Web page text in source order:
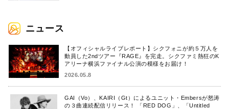
ニュース
【オフィシャルライブレポート】シクフォニが約５万人を
動員した2ndツアー『RAGE』を完走。シクファミ熱狂のK
アリーナ横浜ファイナル公演の模様をお届け！
2026.05.8
GAI（Vo）、KAIRI（Gt）によるユニット・Embersが怒涛
の３曲連続配信リリース！ 「RED DOG」、「Untitled